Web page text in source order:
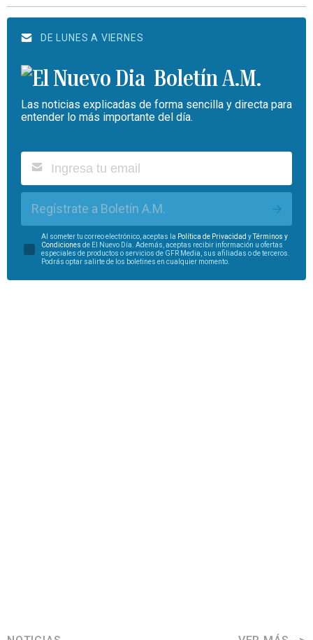
DE LUNES A VIERNES
Boletín A.M.
Las noticias explicadas de forma sencilla y directa para
entender lo más importante del día.
Regístrate a Boletín A.M.
Al someter tu correo electrónico, aceptas la Política de Privacidad y
Términos y
Condiciones de El Nuevo Día. Además, aceptas recibir información u ofertas
especiales de productos o servicios de GFR Media, sus afiliadas o de terceros.
Podrás optar salirte de los boletines en cualquier momento.